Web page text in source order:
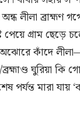
লীলা ব্রাহ্মণ
পেয়ে গ্রাম ছেড়ে
কাঁদে
ঘুরিয়া কি
পর্যন্ত মারা যায়